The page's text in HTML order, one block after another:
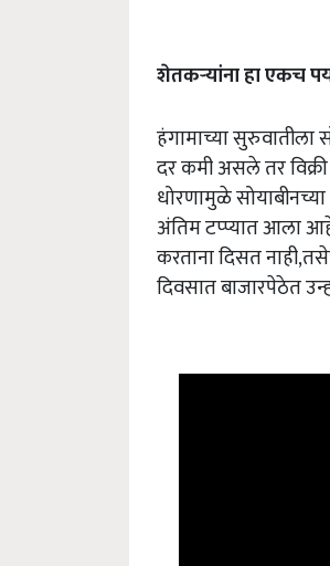
शेतकऱ्यांना हा एकच
हंगामाच्या सुरुवातीला
दर कमी असले तर विक्री
धोरणामुळे
अंतिम टप्प्यात आला
करताना दिसत
दिवसात बाजारपेठेत